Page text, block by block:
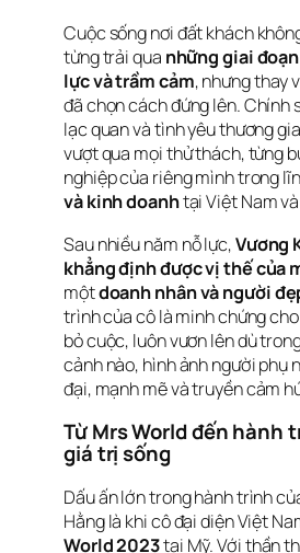
Cuộc sống nơi đất khách
từng trải qua những giai
lực và trầm cảm, nhưng thay
đã chọn cách đứng lên. Chính
lạc quan và tình yêu thương
vượt qua mọi thử thách, từng
nghiệp của riêng mình trong
và kinh doanhtại Việt Nam
Sau nhiều năm nỗ lực,Vương
khẳng định được vị thế của
mộtdoanh nhân và người
trình của cô là minh chứng
bỏ cuộc, luôn vươn lên dù
cảnh nào, hình ảnh người phụ
đại, mạnh mẽ và truyền cảm
Từ Mrs World đến hành
giá trị sống
Dấu ấn lớn trong hành trình
Hằng là khi cô đại diện Việt
World 2023tại Mỹ. Với thần